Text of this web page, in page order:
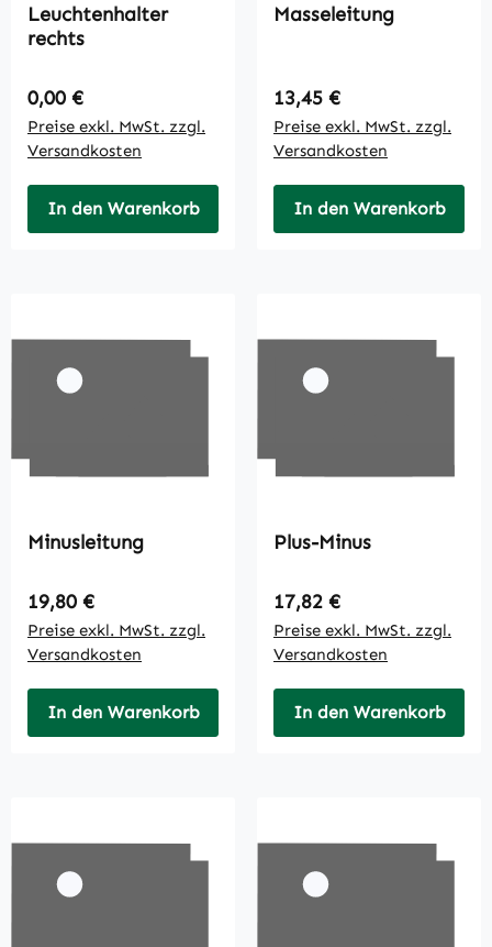
Leuchtenhalter
rechts
Regulärer Preis:
0,00 €
Preise exkl. MwSt. zzgl.
Versandkosten
In den Warenkorb
Masseleitung
Regulärer Preis:
13,45 €
Preise exkl. MwSt. zzgl.
Versandkosten
In den Warenkorb
Minusleitung
Regulärer Preis:
19,80 €
Preise exkl. MwSt. zzgl.
Versandkosten
In den Warenkorb
Plus-Minus
Regulärer Preis:
17,82 €
Preise exkl. MwSt. zzgl.
Versandkosten
In den Warenkorb